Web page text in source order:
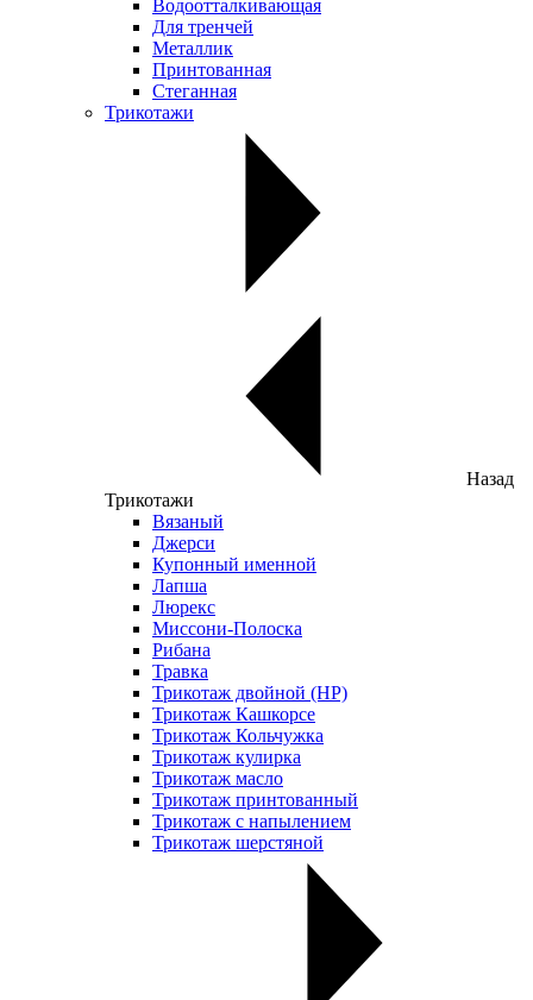
Водоотталкивающая
Для тренчей
Металлик
Принтованная
Стеганная
Трикотажи
Назад
Трикотажи
Вязаный
Джерси
Купонный именной
Лапша
Люрекс
Миссони-Полоска
Рибана
Травка
Трикотаж двойной (НР)
Трикотаж Кашкорсе
Трикотаж Кольчужка
Трикотаж кулирка
Трикотаж масло
Трикотаж принтованный
Трикотаж с напылением
Трикотаж шерстяной